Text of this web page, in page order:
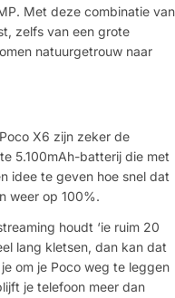
Met deze combinatie van
zelfs van een grote
natuurgetrouw naar
X6 zijn zeker de
5.100mAh-batterij die met
idee te geven hoe snel dat
weer op 100%.
houdt ‘ie ruim 20
lang kletsen, dan kan dat
om je Poco weg te leggen
je telefoon meer dan
Kopiëren